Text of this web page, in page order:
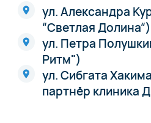
ул. Александра
“Светлая Долина“)
ул. Петра
Ритм")
ул. Сибгата
партнёр клиника